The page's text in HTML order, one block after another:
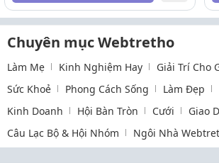
Chuyên mục Webtretho
Làm Mẹ Kinh Nghiệm Hay
Giải Trí Cho
Sức Khoẻ
Phong Cách Sống Làm Đẹp
Kinh Doanh
Hội Bàn Tròn Cưới
Giao
Câu Lạc Bộ & Hội Nhóm
Ngôi Nhà